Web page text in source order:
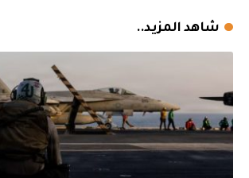
شاهد المزيد..